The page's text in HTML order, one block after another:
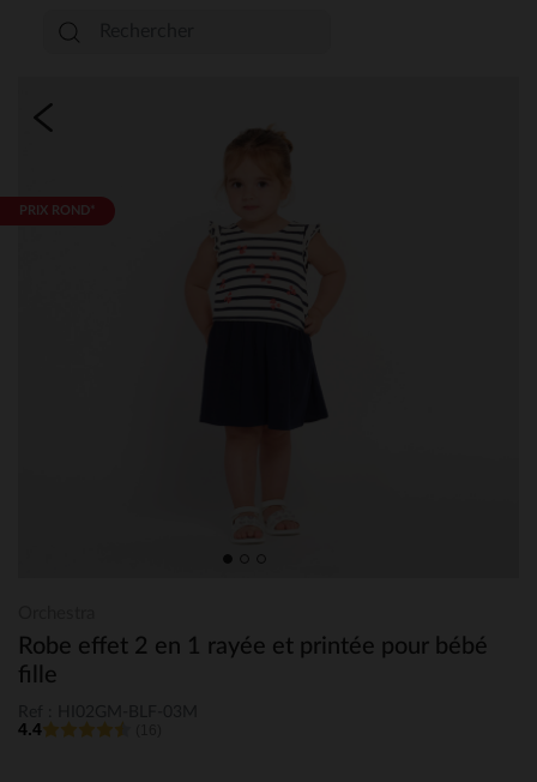
PRIX ROND*
Robe effet 2 en 1 rayée et printée pour bébé
fille
4.4